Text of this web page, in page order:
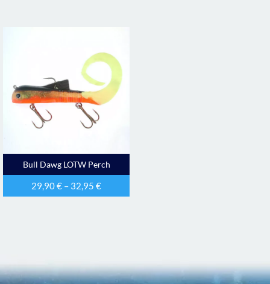
Bull Dawg LOTW Perch
29,90€ – 32,95€